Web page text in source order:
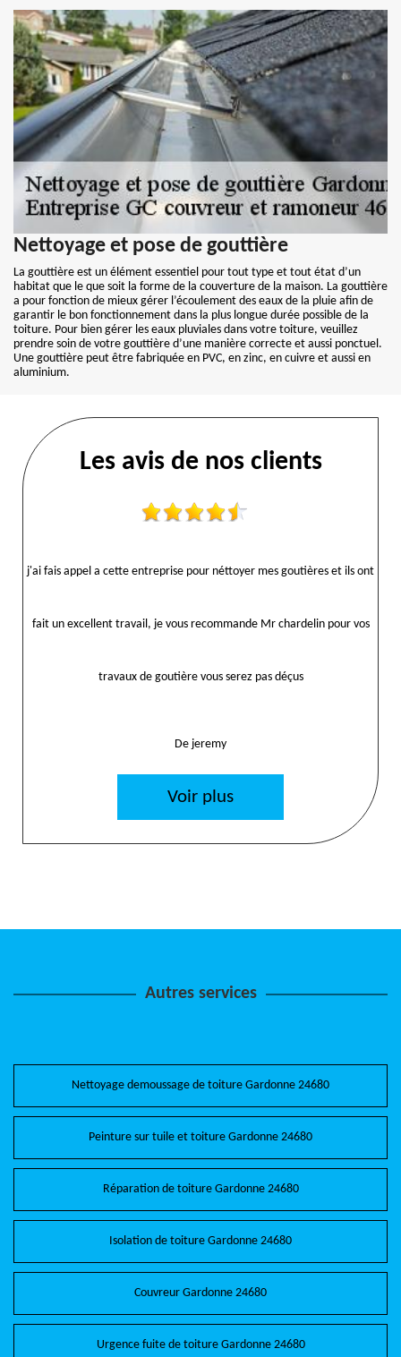
Nettoyage et pose de gouttière
La gouttière est un élément essentiel pour tout type et tout état d’un
habitat que le que soit la forme de la couverture de la maison. La gouttière
a pour fonction de mieux gérer l’écoulement des eaux de la pluie afin de
garantir le bon fonctionnement dans la plus longue durée possible de la
toiture. Pour bien gérer les eaux pluviales dans votre toiture, veuillez
prendre soin de votre gouttière d’une manière correcte et aussi ponctuel.
Une gouttière peut être fabriquée en PVC, en zinc, en cuivre et aussi en
aluminium.
Les avis de nos clients
j'ai fais appel a cette entreprise pour néttoyer mes goutières et ils ont
fait un excellent travail, je vous recommande Mr chardelin pour vos
travaux de goutière vous serez pas déçus
De jeremy
Voir plus
Autres services
Nettoyage demoussage de toiture Gardonne 24680
Peinture sur tuile et toiture Gardonne 24680
Réparation de toiture Gardonne 24680
Isolation de toiture Gardonne 24680
Couvreur Gardonne 24680
Urgence fuite de toiture Gardonne 24680